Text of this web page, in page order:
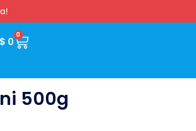
$ 0
0
500g